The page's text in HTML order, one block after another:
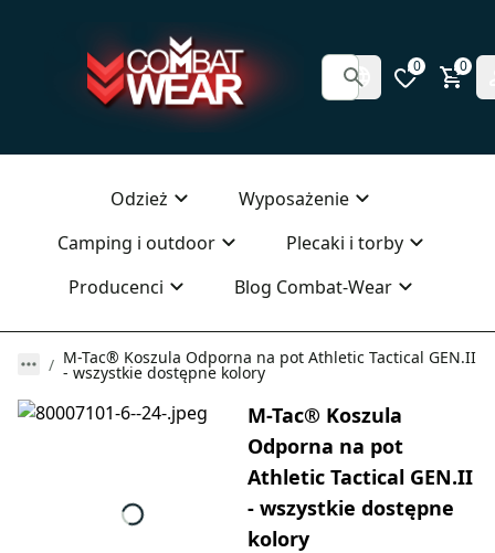
0 0
Odzież
Wyposażenie
Camping i outdoor
Plecaki i torby
Producenci
Blog Combat-Wear
M-Tac® Koszula Odporna na pot Athletic Tactical GEN.II
- wszystkie dostępne kolory
M-Tac® Koszula
Odporna na pot
Athletic Tactical GEN.II
- wszystkie dostępne
kolory